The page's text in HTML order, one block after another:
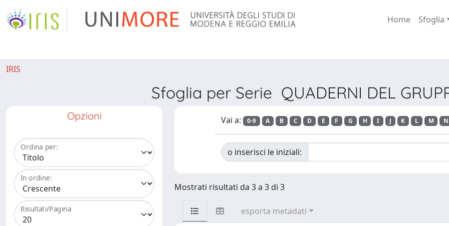
Home Sfoglia
IRIS
Sfoglia per Serie QUADERNI DEL
Opzioni
Ordina per:
In ordine:
Risultati/Pagina
Vai a: 0-9 A B C D E F G H I J K L M N
o inserisci le iniziali:
Mostrati risultati da 3 a 3 di 3
esporta metadati